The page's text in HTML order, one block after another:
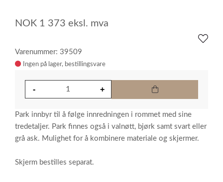
NOK 1 373 eksl. mva
Varenummer: 39509
Ingen på lager
Park innbyr til å følge innredningen i rommet med sine
tredetaljer. Park finnes også i valnøtt, bjørk samt svart eller
grå ask. Mulighet for å kombinere materiale og skjermer.
Skjerm bestilles separat.